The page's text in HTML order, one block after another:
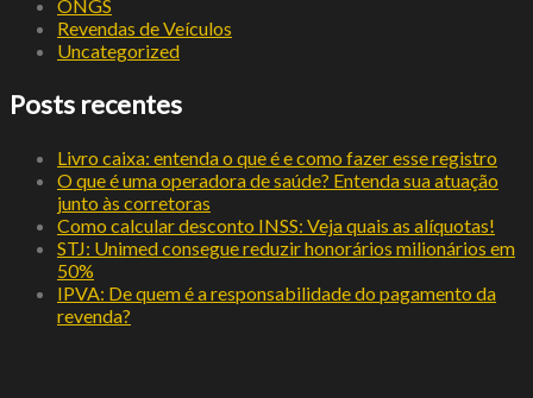
ONGS
Revendas de Veículos
Uncategorized
Posts recentes
Livro caixa: entenda o que é e como fazer esse registro
O que é uma operadora de saúde? Entenda sua atuação
junto às corretoras
Como calcular desconto INSS: Veja quais as alíquotas!
STJ: Unimed consegue reduzir honorários milionários em
50%
IPVA: De quem é a responsabilidade do pagamento da
revenda?